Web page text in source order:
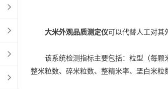
大米外观品质测定仪可以代替人工对其
该系统检测指标主要包括：粒型（每颗米
整米粒数、碎米粒数、整精米率、垩白米粒